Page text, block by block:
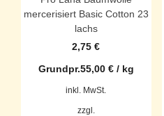
mercerisiert Basic Cotton 23
lachs
2,75€
Grundpr.55,00 €/ kg
inkl. MwSt.
zzgl.